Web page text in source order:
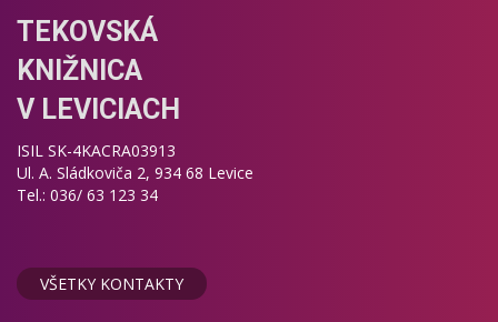
TEKOVSKÁ
KNIŽNICA
V LEVICIACH
ISIL SK-4KACRA03913
Ul. A. Sládkoviča 2, 934 68 Levice
Tel.: 036/ 63 123 34
VŠETKY KONTAKTY